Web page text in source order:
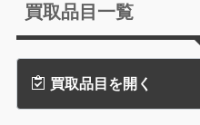
買取品目一覧
買取品目を開く